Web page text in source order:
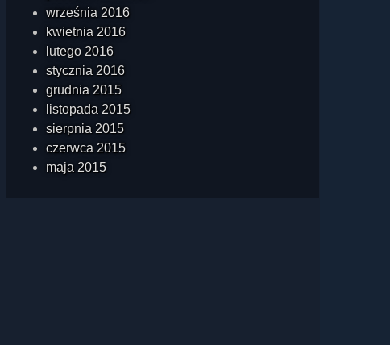
września 2016
kwietnia 2016
lutego 2016
stycznia 2016
grudnia 2015
listopada 2015
sierpnia 2015
czerwca 2015
maja 2015